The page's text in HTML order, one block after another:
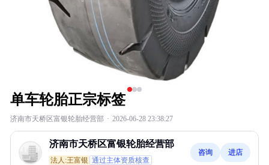
单车轮胎正宗标签
济南市天桥区富银轮胎经营部 · 2026-06-28 23:38:27
济南市天桥区富银轮胎经营部
法人:王富银 通过主体资质核查
咨询 进店